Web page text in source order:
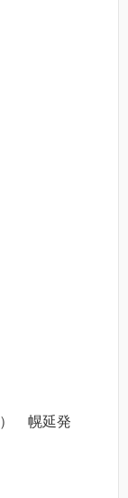
） 幌延発